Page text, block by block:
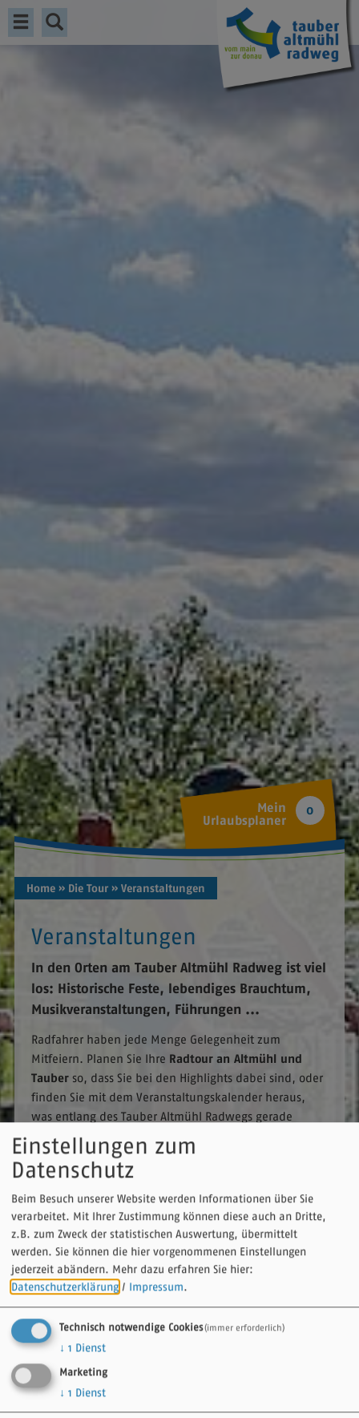
Mein
Urlaubsplaner
0
Home » Die Tour » Veranstaltungen
Veranstaltungen
In den Orten am Tauber Altmühl Radweg ist viel
los: Historische Feste, lebendiges Brauchtum,
Musikveranstaltungen, Führungen ...
Radfahrer haben jede Menge Gelegenheit zum
Mitfeiern. Planen Sie Ihre Radtour an Altmühl und
Tauberso, dass Sie bei den Highlights dabei sind, oder
finden Sie mit dem Veranstaltungskalender heraus,
was entlang des Tauber Altmühl Radwegs gerade
geboten ist – von kulturellen und kulinarischen bis zu
sportlichen Events ist für jeden Geschmack etwas dabei.
Veranstaltungskalender
Einstellungen zum
Datenschutz
Beim Besuch unserer Website werden Informationen über Sie
verarbeitet. Mit Ihrer Zustimmung können diese auch an Dritte,
z.B. zum Zweck der statistischen Auswertung, übermittelt
werden. Sie können die hier vorgenommenen Einstellungen
jederzeit abändern. Mehr dazu erfahren Sie hier:
Datenschutzerklärung / Impressum.
Technisch notwendige Cookies(immer erforderlich)
↓ 1 Dienst
Marketing
↓ 1 Dienst